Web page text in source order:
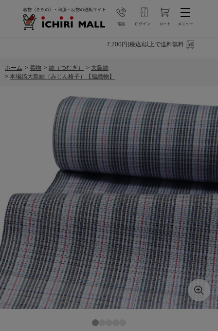
7,700円(税込)以上で送料無料
ホーム > 着物 > 紬（つむぎ） > 大島紬
> 本場縞大島紬（みじん格子）【脇織物】